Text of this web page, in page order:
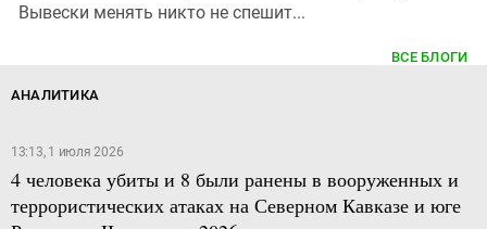
Вывески менять никто не спешит...
ВСЕ БЛОГИ
АНАЛИТИКА
13:13, 1 июля 2026
4 человека убиты и 8 были ранены в вооруженных и
террористических атаках на Северном Кавказе и юге